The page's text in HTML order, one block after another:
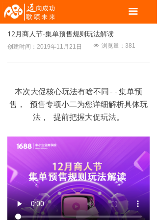
끀
12月商人节-集单预售规则玩法解读
创建时间： 2019年11月21日
本次大促核心玩法有啥不同--集单预
售， 预售专项小二为您详细解析具体玩
法， 提前把握大促玩法。
넶 浏览量： 381